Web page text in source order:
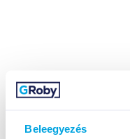
Beleegyezés